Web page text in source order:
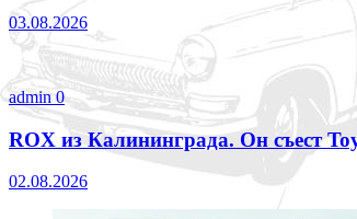
03.08.2026
admin0
ROX из Калининграда. Он съест
02.08.2026